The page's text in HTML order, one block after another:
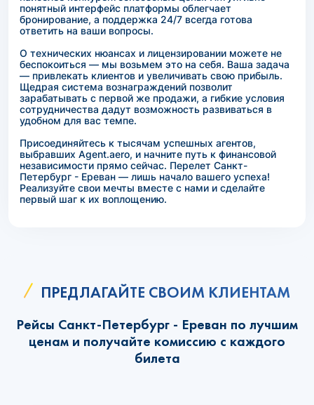
понятный интерфейс платформы облегчает
бронирование, а поддержка 24/7 всегда готова
ответить на ваши вопросы.
О технических нюансах и лицензировании можете не
беспокоиться — мы возьмем это на себя. Ваша задача
— привлекать клиентов и увеличивать свою прибыль.
Щедрая система вознаграждений позволит
зарабатывать с первой же продажи, а гибкие условия
сотрудничества дадут возможность развиваться в
удобном для вас темпе.
Присоединяйтесь к тысячам успешных агентов,
выбравших Agent.aero, и начните путь к финансовой
независимости прямо сейчас. Перелет Санкт-
Петербург - Ереван — лишь начало вашего успеха!
Реализуйте свои мечты вместе с нами и сделайте
первый шаг к их воплощению.
ПРЕДЛАГАЙТЕ СВОИМ КЛИЕНТАМ
Рейсы Санкт-Петербург - Ереван по лучшим
ценам и получайте комиссию с каждого
билета